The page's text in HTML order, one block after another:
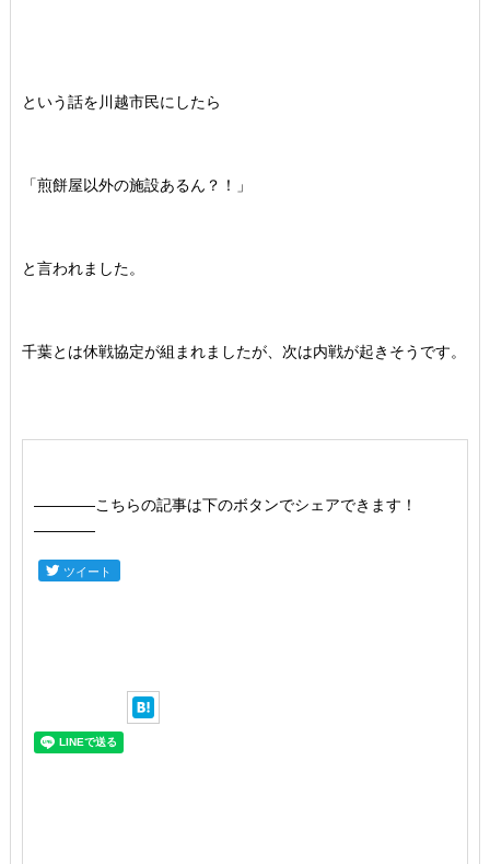
という話を川越市民にしたら
「煎餅屋以外の施設あるん？！」
と言われました。
千葉とは休戦協定が組まれましたが、次は内戦が起きそうです。
――――こちらの記事は下のボタンでシェアできます！
――――